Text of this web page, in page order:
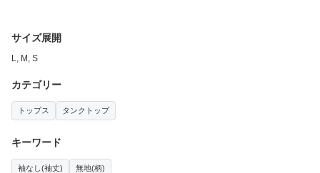
サイズ展開
L, M, S
カテゴリー
トップス タンクトップ
キーワード
袖なし(袖丈) 無地(柄)